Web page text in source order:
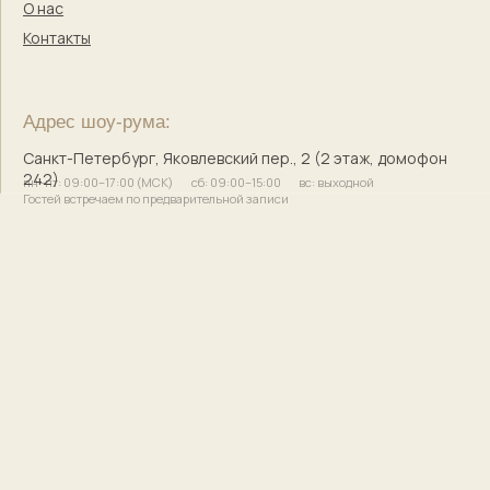
Кузнецова Марина Сергеевна